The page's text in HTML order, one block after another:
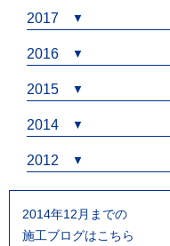
2017
2016
2015
2014
2012
2014年12月までの
施工ブログはこちら